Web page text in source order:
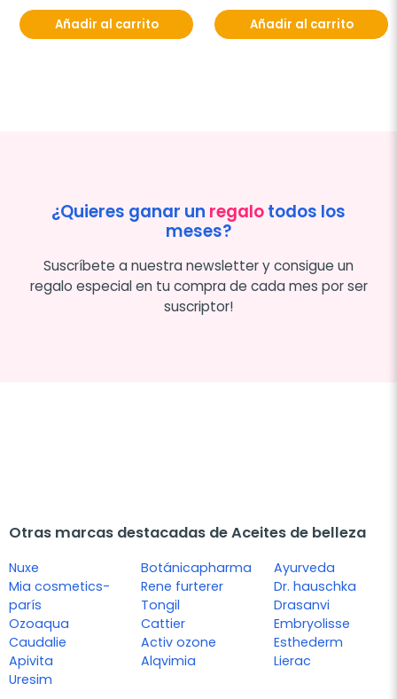
Añadir al carrito Añadir al carrito
¿Quieres ganar un regalotodos los
meses?
Suscríbete a nuestra newsletter y consigue un
regalo especial en tu compra de cada mes por ser
suscriptor!
Otras marcas destacadas de Aceites de belleza
Nuxe
Mia cosmetics-
parís
Ozoaqua
Caudalie
Apivita
Uresim
Botánicapharma
Rene furterer
Tongil
Cattier
Activ ozone
Alqvimia
Ayurveda
Dr. hauschka
Drasanvi
Embryolisse
Esthederm
Lierac